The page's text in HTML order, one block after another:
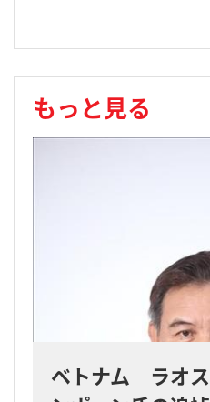
もっと見る
ベトナム ラオ